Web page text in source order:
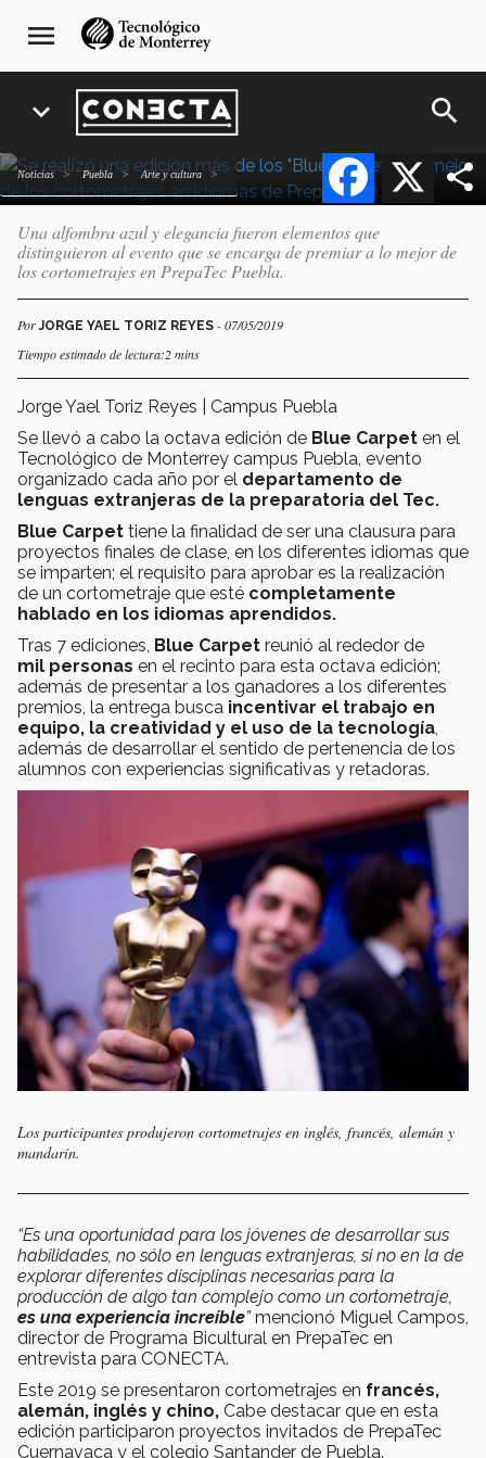
navegación
principal
menu
expand_more search
Noticias Puebla arte y cultura
No son los Óscares... es
Blue Carpet de PrepaTec
Una alfombra azul y elegancia fueron elementos que
distinguieron al evento que se encarga de premiar a lo mejor de
los cortometrajes en PrepaTec Puebla.
PorJORGE YAEL TORIZ REYES - 07/05/2019
Tiempo estimado de lectura:2 mins
Jorge Yael Toriz Reyes | Campus Puebla
Se llevó a cabo la octava edición de Blue Carpet en el
Tecnológico de Monterrey campus Puebla, evento
organizado cada año por el departamento de
lenguas extranjeras de la preparatoria del Tec.
Blue Carpet tiene la finalidad de ser una clausura para
proyectos finales de clase, en los diferentes idiomas que
se imparten; el requisito para aprobar es la realización
de un cortometraje que esté completamente
hablado en los idiomas aprendidos.
Tras 7 ediciones, Blue Carpet reunió al rededor de
mil personas en el recinto para esta octava edición;
además de presentar a los ganadores a los diferentes
premios, la entrega busca incentivar el trabajo en
equipo, la creatividad y el uso de la tecnología
además de desarrollar el sentido de pertenencia de los
alumnos con experiencias significativas y retadoras.
Los participantes produjeron cortometrajes en inglés, francés, alemán y
mandarín.
“Es una oportunidad para los jóvenes de desarrollar sus
habilidades, no sólo en lenguas extranjeras, si no en la de
explorar diferentes disciplinas necesarias para la
producción de algo tan complejo como un cortometraje,
es una experiencia increíble”mencionó Miguel Campos,
director de Programa Bicultural en PrepaTec en
entrevista para CONECTA.
Este 2019 se presentaron cortometrajes en francés,
alemán, inglés y chino, Cabe destacar que en esta
edición participaron proyectos invitados de PrepaTec
Cuernavaca y el colegio Santander de Puebla.